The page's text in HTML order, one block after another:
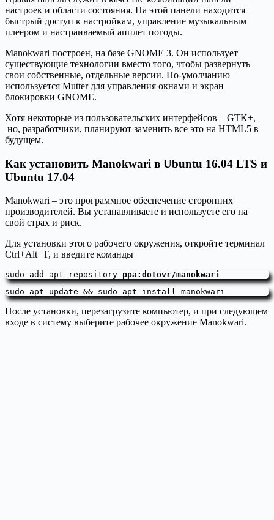
настроек и области состояния. На этой панели находится
быстрый доступ к настройкам, управление музыкальным
плеером и настраиваемый апплет погоды.
Manokwari построен, на базе GNOME 3. Он использует
существующие технологии вместо того, чтобы развернуть
свои собственные, отдельные версии. По-умолчанию
используется Mutter для управления окнами и экран
блокировки GNOME.
Хотя некоторые из пользовательских интерфейсов – GTK+,
но, разработчики, планируют заменить все это на HTML5 в
будущем.
Как установить Manokwari в Ubuntu 16.04 LTS и
Ubuntu 17.04
Manokwari – это программное обеспечение сторонних
производителей. Вы устанавливаете и используете его на
свой страх и риск.
Для установки этого рабочего окружения, откройте терминал
Ctrl+Alt+T, и введите команды
sudo add-apt-repository ppa:dotovr/manokwari
sudo apt update && sudo apt install manokwari
После установки, перезагрузите компьютер, и при следующем
входе в систему выберите рабочее окружение Manokwari.